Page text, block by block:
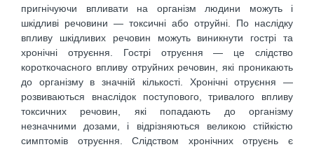
пригнічуючи впливати на організм людини можуть і
шкідливі речовини — токсичні або отруйні. По наслідку
впливу шкідливих речовин можуть виникнути гострі та
хронічні отруєння. Гострі отруєння — це слідство
короткочасного впливу отруйних речовин, які проникають
до організму в значній кількості. Хронічні отруєння —
розвиваються внаслідок поступового, тривалого впливу
токсичних речовин, які попадають до організму
незначними дозами, і відрізняються великою стійкістю
симптомів отруєння. Слідством хронічних отруєнь є